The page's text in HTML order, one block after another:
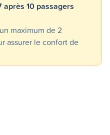
après 10 passagers
maximum de 2
assurer le confort de